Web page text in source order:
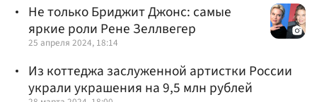
Не только Бриджит Джонс: самые
яркие роли Рене Зеллвегер
25 апреля 2024, 18:14
Из коттеджа заслуженной артистки России
украли украшения на 9,5 млн рублей